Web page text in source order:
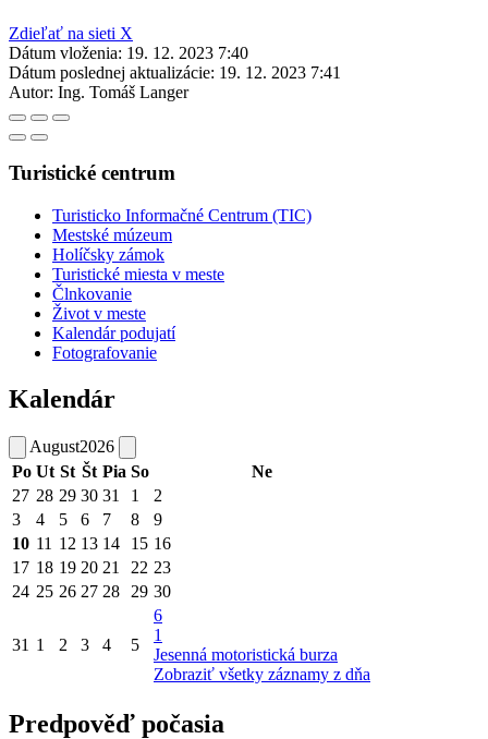
Zdieľať na sieti X
Dátum vloženia: 19. 12. 2023 7:40
Dátum poslednej aktualizácie: 19. 12. 2023 7:41
Autor: Ing. Tomáš Langer
Turistické centrum
Turisticko Informačné Centrum (TIC)
Mestské múzeum
Holíčsky zámok
Turistické miesta v meste
Člnkovanie
Život v meste
Kalendár podujatí
Fotografovanie
Kalendár
August2026
Po Ut St Št Pia So
Ne
27 28 29 30 31 1
2
3
4 5 6 7 8
9
10 11 12 13 14 15 16
17 18 19 20 21 22 23
24 25 26 27 28 29 30
31 1 2 3 4 5
6
1
Jesenná motoristická burza
Zobraziť všetky záznamy z dňa
Predpověď počasia